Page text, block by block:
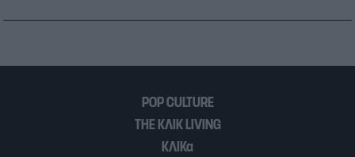
POP CULTURE
THE ΚΛΙΚ LIVING
ΚΛΙΚα